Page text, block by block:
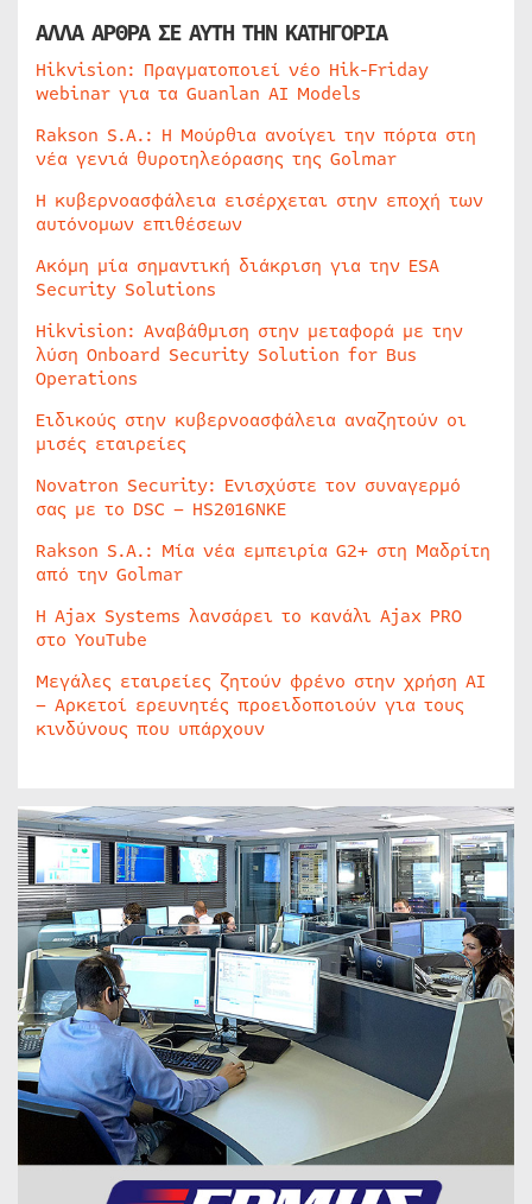
ΑΛΛΑ ΑΡΘΡΑ ΣΕ ΑΥΤΗ ΤΗΝ ΚΑΤΗΓΟΡΙΑ
Hikvision: Πραγματοποιεί νέο Hik-Friday
webinar για τα Guanlan AI Models
Rakson S.A.: Η Μούρθια ανοίγει την πόρτα στη
νέα γενιά θυροτηλεόρασης της Golmar
Η κυβερνοασφάλεια εισέρχεται στην εποχή των
αυτόνομων επιθέσεων
Ακόμη μία σημαντική διάκριση για την ESA
Security Solutions
Hikvision: Αναβάθμιση στην μεταφορά με την
λύση Onboard Security Solution for Bus
Operations
Ειδικούς στην κυβερνοασφάλεια αναζητούν οι
μισές εταιρείες
Novatron Security: Ενισχύστε τον συναγερμό
σας με το DSC – HS2016NKE
Rakson S.A.: Μία νέα εμπειρία G2+ στη Μαδρίτη
από την Golmar
Η Ajax Systems λανσάρει το κανάλι Ajax PRO
στο YouTube
Μεγάλες εταιρείες ζητούν φρένο στην χρήση AI
– Αρκετοί ερευνητές προειδοποιούν για τους
κινδύνους που υπάρχουν